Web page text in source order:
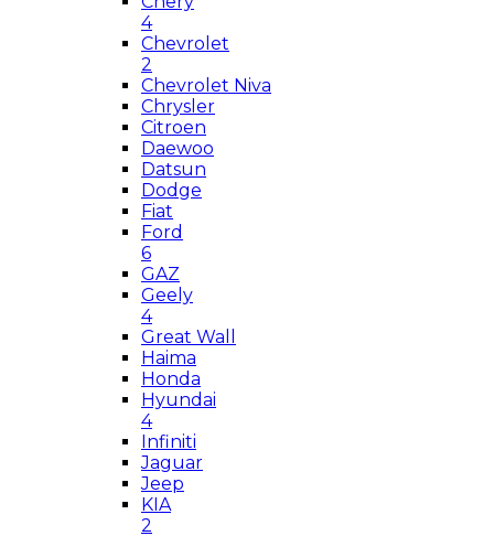
4
Chevrolet
2
Chevrolet Niva
Chrysler
Citroen
Daewoo
Datsun
Dodge
Fiat
Ford
6
GAZ
Geely
4
Great Wall
Haima
Honda
Hyundai
4
Infiniti
Jaguar
Jeep
KIA
2